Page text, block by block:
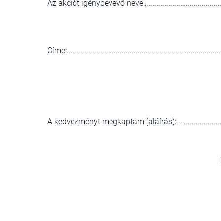
Az akciót igénybevevő
A kedvezményt megkaptam